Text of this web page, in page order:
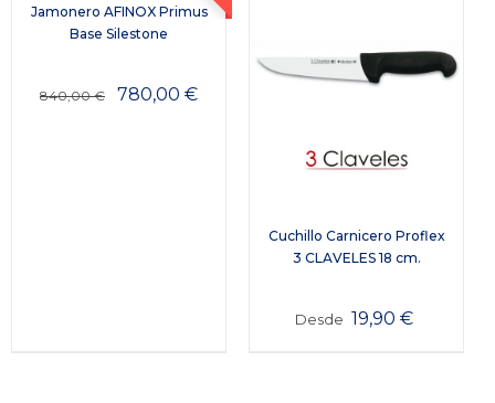
Jamonero AFINOX Primus
Base Silestone
840,00€ 780,00€
Cuchillo Carnicero Proflex
3 CLAVELES 18 cm.
Desde 19,90€